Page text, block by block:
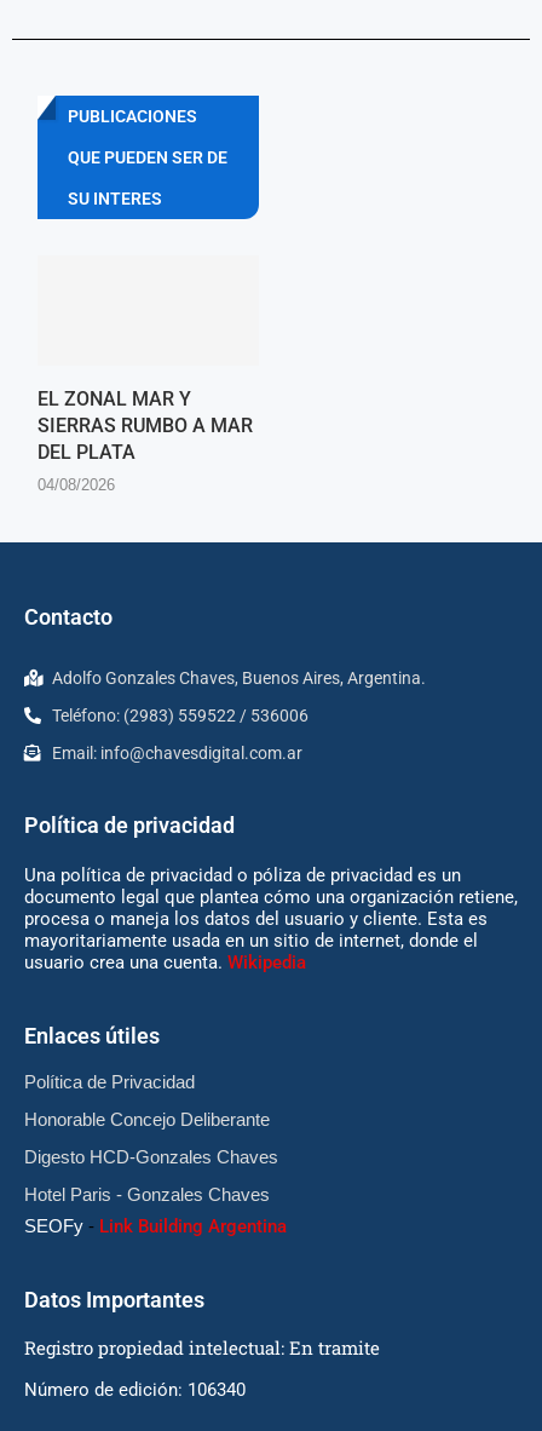
PUBLICACIONES
QUE PUEDEN SER DE
SU INTERES
EL ZONAL MAR Y
SIERRAS RUMBO A MAR
DEL PLATA
04/08/2026
Contacto
Adolfo Gonzales Chaves, Buenos Aires, Argentina.
Teléfono: (2983) 559522 / 536006
Email: info@chavesdigital.com.ar
Política de privacidad
Una política de privacidad o póliza de privacidad es un
documento legal que plantea cómo una organización retiene,
procesa o maneja los datos del usuario y cliente. Esta es
mayoritariamente usada en un sitio de internet, donde el
usuario crea una cuenta. Wikipedia
Enlaces útiles
Política de Privacidad
Honorable Concejo Deliberante
Digesto HCD-Gonzales Chaves
Hotel Paris - Gonzales Chaves
SEOFy - Link Building Argentina
Datos Importantes
Registro propiedad intelectual: En tramite
Número de edición: 106340